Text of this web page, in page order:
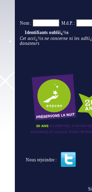
Nom :
M.d.P. :
Identifiants oubliï¿½s
Cet accï¿½s ne concerne ni les
donateurs
Nous rejoindre :
Site internet de